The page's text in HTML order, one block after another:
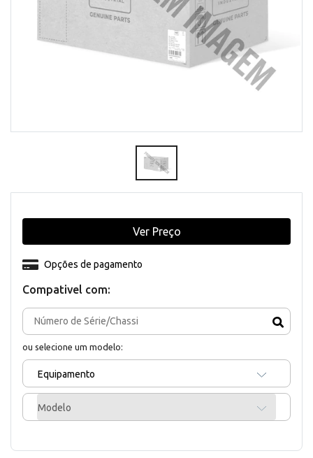
Compativel com:
ou selecione um modelo:
Equipamento
Modelo
Opções de pagamento
Ver Preço